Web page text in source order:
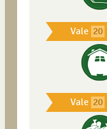
Vale 20
Vale 20